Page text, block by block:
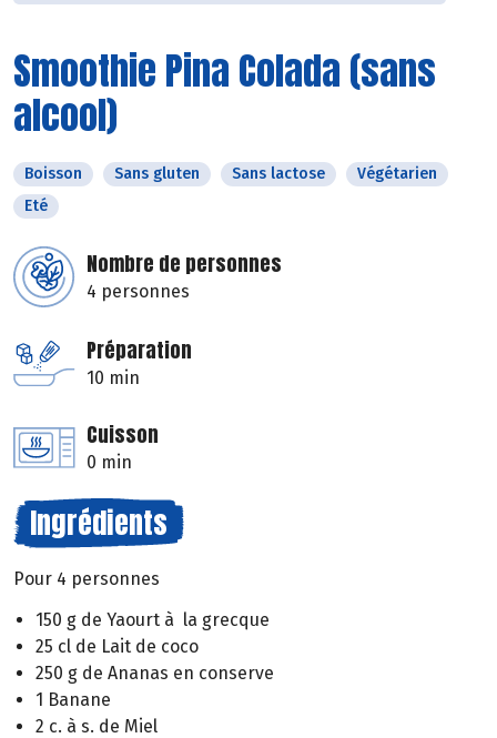
Smoothie Pina Colada (sans
alcool)
Boisson Sans gluten Sans lactose
Végétarien
Eté
Nombre de personnes
4 personnes
Préparation
10 min
Cuisson
0 min
Ingrédients
Pour 4 personnes
150 g de Yaourt à la grecque
25 cl de Lait de coco
250 g de Ananas en conserve
1 Banane
2 c. à s. de Miel